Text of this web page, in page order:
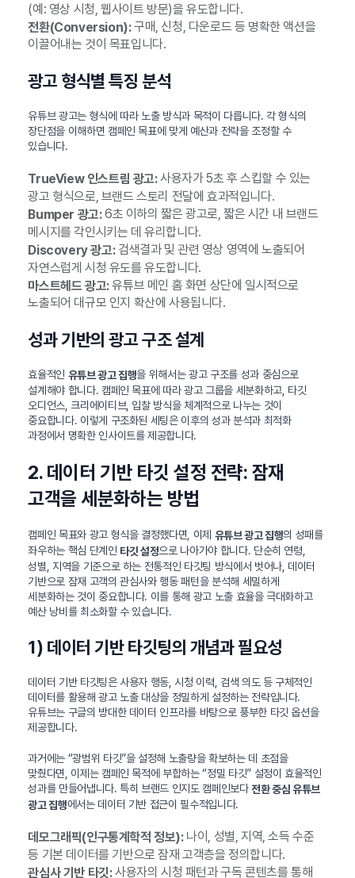
(예: 영상 시청, 웹사이트 방문)을 유도합니다.
전환(Conversion):구매, 신청, 다운로드 등 명확한 액션을
이끌어내는 것이 목표입니다.
광고 형식별 특징 분석
유튜브 광고는 형식에 따라 노출 방식과 목적이 다릅니다. 각 형식의
장단점을 이해하면 캠페인 목표에 맞게 예산과 전략을 조정할 수
있습니다.
TrueView 인스트림 광고:사용자가 5초 후 스킵할 수 있는
광고 형식으로, 브랜드 스토리 전달에 효과적입니다.
Bumper 광고:6초 이하의 짧은 광고로, 짧은 시간 내 브랜드
메시지를 각인시키는 데 유리합니다.
Discovery 광고:검색결과 및 관련 영상 영역에 노출되어
자연스럽게 시청 유도를 유도합니다.
마스트헤드 광고:유튜브 메인 홈 화면 상단에 일시적으로
노출되어 대규모 인지 확산에 사용됩니다.
성과 기반의 광고 구조 설계
효율적인 유튜브 광고 집행을 위해서는 광고 구조를 성과 중심으로
설계해야 합니다. 캠페인 목표에 따라 광고 그룹을 세분화하고, 타깃
오디언스, 크리에이티브, 입찰 방식을 체계적으로 나누는 것이
중요합니다. 이렇게 구조화된 세팅은 이후의 성과 분석과 최적화
과정에서 명확한 인사이트를 제공합니다.
2. 데이터 기반 타깃 설정 전략: 잠재
고객을 세분화하는 방법
캠페인 목표와 광고 형식을 결정했다면, 이제 유튜브 광고 집행의 성패를
좌우하는 핵심 단계인 타깃 설정으로 나아가야 합니다. 단순히 연령,
성별, 지역을 기준으로 하는 전통적인 타깃팅 방식에서 벗어나, 데이터
기반으로 잠재 고객의 관심사와 행동 패턴을 분석해 세밀하게
세분화하는 것이 중요합니다. 이를 통해 광고 노출 효율을 극대화하고
예산 낭비를 최소화할 수 있습니다.
1) 데이터 기반 타깃팅의 개념과 필요성
데이터 기반 타깃팅은 사용자 행동, 시청 이력, 검색 의도 등 구체적인
데이터를 활용해 광고 노출 대상을 정밀하게 설정하는 전략입니다.
유튜브는 구글의 방대한 데이터 인프라를 바탕으로 풍부한 타깃 옵션을
제공합니다.
과거에는 “광범위 타깃”을 설정해 노출량을 확보하는 데 초점을
맞췄다면, 이제는 캠페인 목적에 부합하는 “정밀 타깃” 설정이 효율적인
성과를 만들어냅니다. 특히 브랜드 인지도 캠페인보다전환 중심 유튜브
광고 집행에서는 데이터 기반 접근이 필수적입니다.
데모그래픽(인구통계학적 정보):나이, 성별, 지역, 소득 수준
등 기본 데이터를 기반으로 잠재 고객층을 정의합니다.
관심사 기반 타깃:사용자의 시청 패턴과 구독 콘텐츠를 통해